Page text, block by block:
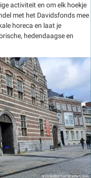
activiteit en om elk hoekje
met het Davidsfonds mee
horeca en laat je
hedendaagse en